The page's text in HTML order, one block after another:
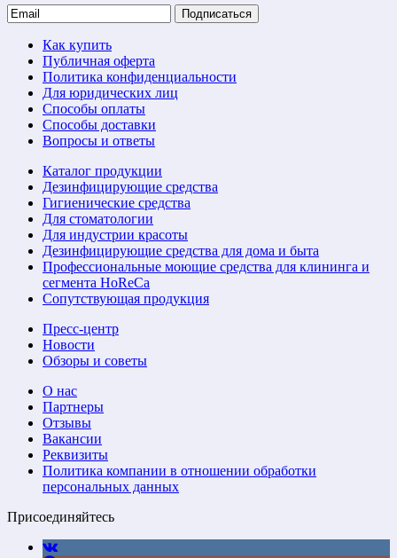
Подписаться
Как купить
Публичная оферта
Политика конфиденциальности
Для юридических лиц
Способы оплаты
Способы доставки
Вопросы и ответы
Каталог продукции
Дезинфицирующие средства
Гигиенические средства
Для стоматологии
Для индустрии красоты
Дезинфицирующие средства для дома и быта
Профессиональные моющие средства для клининга и
сегмента HoReCa
Сопутствующая продукция
Пресс-центр
Новости
Обзоры и советы
О нас
Партнеры
Отзывы
Вакансии
Реквизиты
Политика компании в отношении обработки
персональных данных
Присоединяйтесь